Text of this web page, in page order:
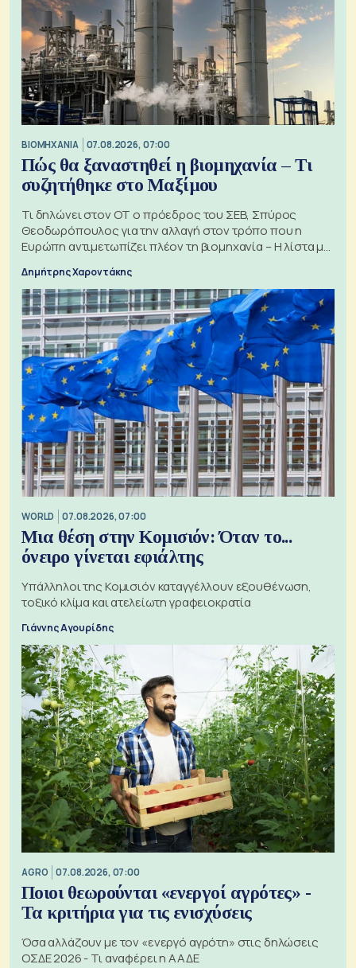
ΒΙΟΜΗΧΑΝΙΑ 07.08.2026, 07:00
Πώς θα ξαναστηθεί η βιομηχανία – Τι
συζητήθηκε στο Μαξίμου
Τι δηλώνει στον ΟΤ ο πρόεδρος του ΣΕΒ, Σπύρος
Θεοδωρόπουλος για την αλλαγή στον τρόπο που η
Ευρώπη αντιμετωπίζει πλέον τη βιομηχανία – Η λίστα με
Δημήτρης Χαροντάκης
WORLD 07.08.2026, 07:00
Μια θέση στην Κομισιόν: Όταν το...
όνειρο γίνεται εφιάλτης
Υπάλληλοι της Κομισιόν καταγγέλλουν εξουθένωση,
τοξικό κλίμα και ατελείωτη γραφειοκρατία
Γιάννης Αγουρίδης
AGRO 07.08.2026, 07:00
Ποιοι θεωρούνται «ενεργοί αγρότες» -
Τα κριτήρια για τις ενισχύσεις
Όσα αλλάζουν με τον «ενεργό αγρότη» στις δηλώσεις
ΟΣΔΕ 2026 - Τι αναφέρει η ΑΑΔΕ